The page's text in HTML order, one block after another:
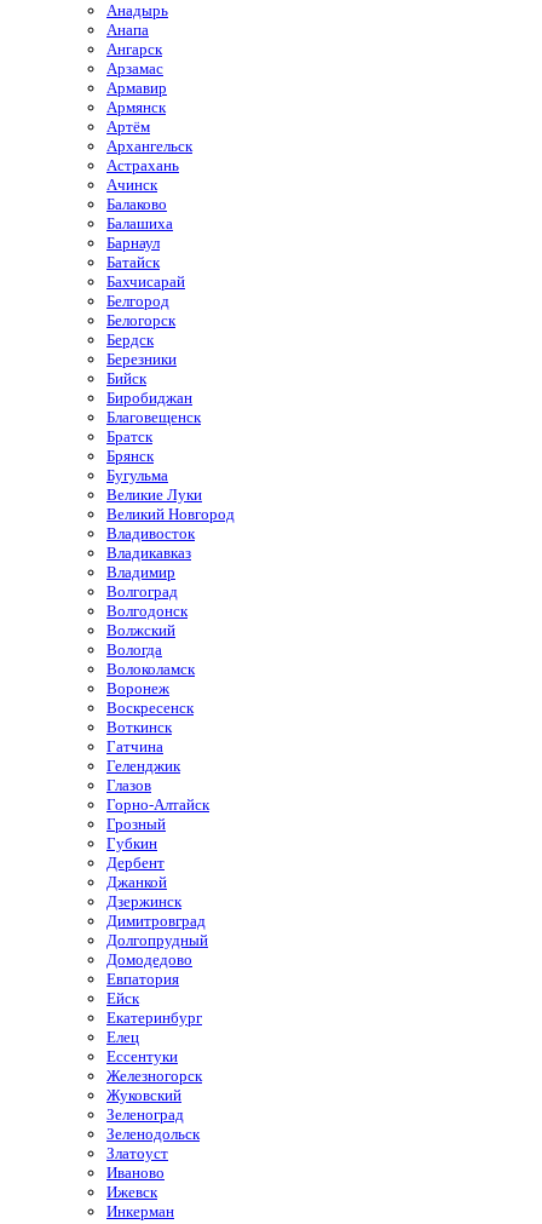
Анадырь
Анапа
Ангарск
Арзамас
Армавир
Армянск
Артём
Архангельск
Астрахань
Ачинск
Балаково
Балашиха
Барнаул
Батайск
Бахчисарай
Белгород
Белогорск
Бердск
Березники
Бийск
Биробиджан
Благовещенск
Братск
Брянск
Бугульма
Великие Луки
Великий Новгород
Владивосток
Владикавказ
Владимир
Волгоград
Волгодонск
Волжский
Вологда
Волоколамск
Воронеж
Воскресенск
Воткинск
Гатчина
Геленджик
Глазов
Горно-Алтайск
Грозный
Губкин
Дербент
Джанкой
Дзержинск
Димитровград
Долгопрудный
Домодедово
Евпатория
Ейск
Екатеринбург
Елец
Ессентуки
Железногорск
Жуковский
Зеленоград
Зеленодольск
Златоуст
Иваново
Ижевск
Инкерман